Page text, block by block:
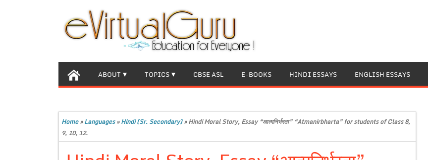
ABOUT TOPICS CBSE ASL E-BOOKS HINDI ESSAYS ENGLISH ESSAYS
Home»Languages»Hindi (Sr. Secondary)»Hindi Moral Story, Essay “आत्मनिर्भरता” “Atmanirbharta” for students of Class 8,
9, 10, 12.